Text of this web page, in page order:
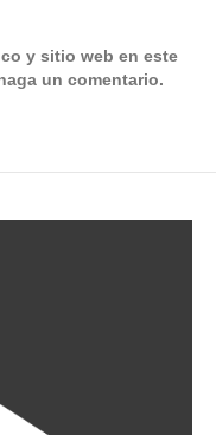
y sitio web en este
un comentario.